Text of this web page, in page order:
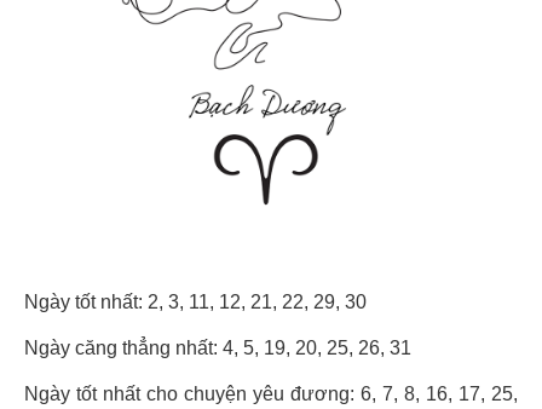
Ngày tốt nhất: 2, 3, 11, 12, 21, 22, 29, 30
Ngày căng thẳng nhất: 4, 5, 19, 20, 25, 26, 31
Ngày tốt nhất cho chuyện yêu đương: 6, 7, 8, 16, 17, 25,